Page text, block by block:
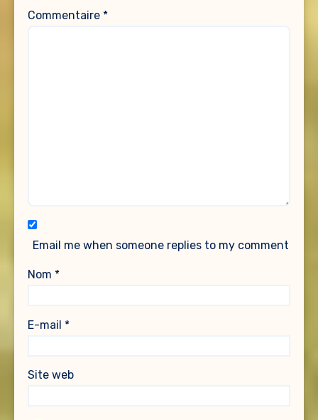
Commentaire *
Email me when someone replies to my comment
Nom *
E-mail *
Site web